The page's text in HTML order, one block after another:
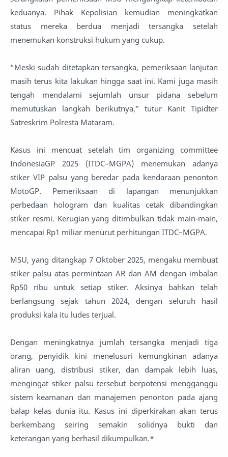
keduanya. Pihak Kepolisian kemudian meningkatkan
status mereka berdua menjadi tersangka setelah
menemukan konstruksi hukum yang cukup.
“Meski sudah ditetapkan tersangka, pemeriksaan lanjutan
masih terus kita lakukan hingga saat ini. Kami juga masih
tengah mendalami sejumlah unsur pidana sebelum
memutuskan langkah berikutnya,” tutur Kanit Tipidter
Satreskrim Polresta Mataram.
Kasus ini mencuat setelah tim organizing committee
IndonesiaGP 2025 (ITDC–MGPA) menemukan adanya
stiker VIP palsu yang beredar pada kendaraan penonton
MotoGP. Pemeriksaan di lapangan menunjukkan
perbedaan hologram dan kualitas cetak dibandingkan
stiker resmi. Kerugian yang ditimbulkan tidak main-main,
mencapai Rp1 miliar menurut perhitungan ITDC–MGPA.
MSU, yang ditangkap 7 Oktober 2025, mengaku membuat
stiker palsu atas permintaan AR dan AM dengan imbalan
Rp50 ribu untuk setiap stiker. Aksinya bahkan telah
berlangsung sejak tahun 2024, dengan seluruh hasil
produksi kala itu ludes terjual.
Dengan meningkatnya jumlah tersangka menjadi tiga
orang, penyidik kini menelusuri kemungkinan adanya
aliran uang, distribusi stiker, dan dampak lebih luas,
mengingat stiker palsu tersebut berpotensi mengganggu
sistem keamanan dan manajemen penonton pada ajang
balap kelas dunia itu. Kasus ini diperkirakan akan terus
berkembang seiring semakin solidnya bukti dan
keterangan yang berhasil dikumpulkan.*